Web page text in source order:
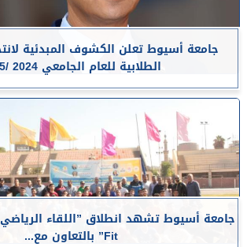
جامعة أسيوط تعلن الكشوف المبدئية
الطلابية للعام الجامعي 2024 /2025
Fit” بالتعاون مع...